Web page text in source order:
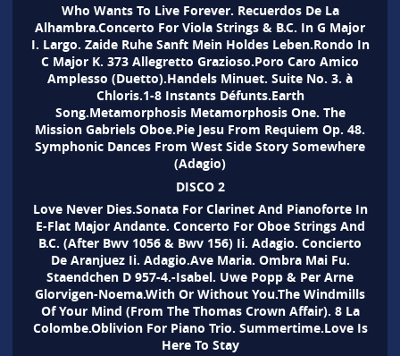
Who Wants To Live Forever. Recuerdos De La
Alhambra.Concerto For Viola Strings & B.C. In G Major
I. Largo. Zaide Ruhe Sanft Mein Holdes Leben.Rondo In
C Major K. 373 Allegretto Grazioso.Poro Caro Amico
Amplesso (Duetto).Handels Minuet. Suite No. 3. à
Chloris.1-8 Instants Défunts.Earth
Song.Metamorphosis Metamorphosis One. The
Mission Gabriels Oboe.Pie Jesu From Requiem Op. 48.
Symphonic Dances From West Side Story Somewhere
(Adagio)
DISCO 2
Love Never Dies.Sonata For Clarinet And Pianoforte In
E-Flat Major Andante. Concerto For Oboe Strings And
B.C. (After Bwv 1056 & Bwv 156) Ii. Adagio. Concierto
De Aranjuez Ii. Adagio.Ave Maria. Ombra Mai Fu.
Staendchen D 957-4.-Isabel. Uwe Popp & Per Arne
Glorvigen-Noema.With Or Without You.The Windmills
Of Your Mind (From The Thomas Crown Affair). 8 La
Colombe.Oblivion For Piano Trio. Summertime.Love Is
Here To Stay